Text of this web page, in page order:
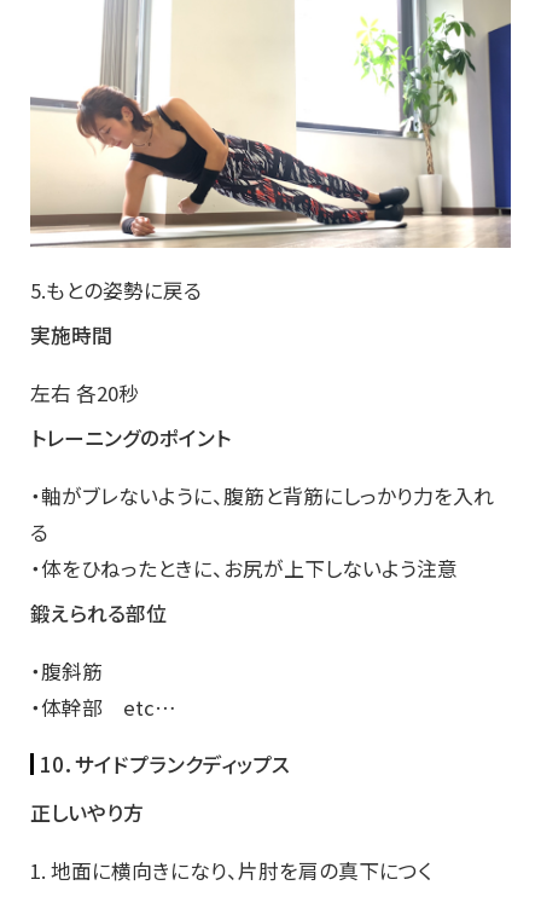
5.もとの姿勢に戻る
実施時間
左右 各20秒
トレーニングのポイント
・軸がブレないように、腹筋と背筋にしっかり力を入れ
る
・体をひねったときに、お尻が上下しないよう注意
鍛えられる部位
・腹斜筋
・体幹部 etc…
10．サイドプランクディップス
正しいやり方
1. 地面に横向きになり、片肘を肩の真下につく